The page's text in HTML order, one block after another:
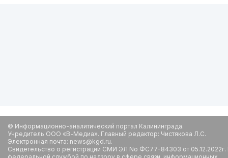
© Информационно-аналитический портал Калининграда.
Учредитель ООО «В-Медиа». Главный редактор: Чистякова Л.С.
Электронная почта: news@kgd.ru.
Свидетельство о регистрации СМИ ЭЛ No ФС77-84303 от